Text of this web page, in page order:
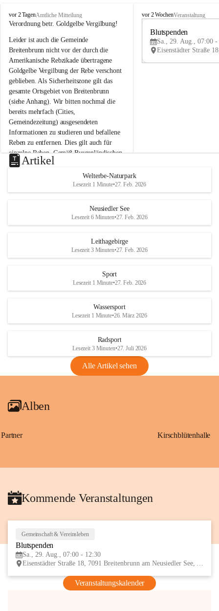
B
r
i
t
e
n
b
r
u
n
n
a
m
N
e
u
s
d
S
vor 2 TagenAmtliche Mitteilung
Verordnung betr. Goldgelbe Vergilbung!
Leider ist auch die Gemeinde
Breitenbrunn nicht vor der durch die
Amerikanische Rebzikade übertragene
Goldgelbe Vergilbung der Rebe verschont
geblieben. Als Sicherheitszone gilt das
gesamte Ortsgebiet von Breitenbrunn
(siehe Anhang). Wir bitten nochmal die
bereits mehrfach (Cities,
Gemeindezeitung) ausgesendeten
Informationen zu studieren und befallene
Reben zu entfernen. Dies gilt auch für
einzelne Reben. Gemäß Burgenländischen
Weinbaugesetz sind nicht gepflegte oder
unzulässige Weingärten zu roden! Bitte
helfen wir zusammen um unsere Winzer
vor den prognostizierten Ernteausfällen
und den daraus folgenden wirtschaftlichen
Maßnahmen zur Bekämpfung
Rebe und der Amerikanischen
Anhang VBl. EU Nr. 18
1 Seite•1,4 MB
VBl. EU Nr. 18_2026
B
e
u
e
d
r
S
vor 2 WochenVeranstaltung
Blutspenden
Sa., 29. Aug., 07:00 -
Artikel
Welterbe-Naturpark
Lesezeit 1 Minute•27. Feb. 2026
Neusiedler See
Lesezeit 6 Minuten•27. Feb. 2026
Leithagebirge
Lesezeit 3 Minuten•27. Feb. 2026
Sport
Lesezeit 1 Minute•27. Feb. 2026
Wassersport
Lesezeit 1 Minute•26. März 2026
Radsport
Lesezeit 3 Minuten•27. Juli 2026
Alle Artikel sehen
Alben
Partner Kirschblütenhalle
Kommende Veranstaltungen
Gemeinschaft & Vereinsleben
Blutspenden
Sa., 29. Aug., 07:00 - 12:30
Eisenstädter Straße 18, 7091 Breitenbrunn am Neusiedler See, AUT
Veranstaltungskalender